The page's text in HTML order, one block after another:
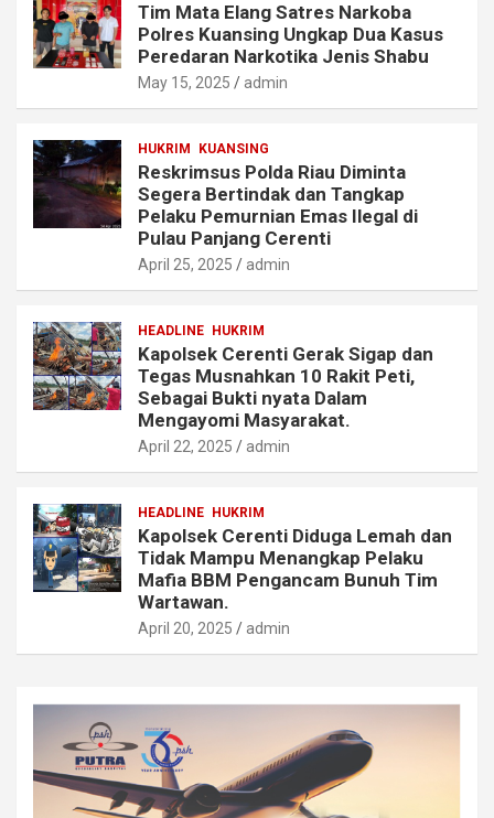
Tim Mata Elang Satres Narkoba
Polres Kuansing Ungkap Dua Kasus
Peredaran Narkotika Jenis Shabu
May 15, 2025 admin
HUKRIM KUANSING
Reskrimsus Polda Riau Diminta
Segera Bertindak dan Tangkap
Pelaku Pemurnian Emas Ilegal di
Pulau Panjang Cerenti
April 25, 2025 admin
HEADLINE HUKRIM
Kapolsek Cerenti Gerak Sigap dan
Tegas Musnahkan 10 Rakit Peti,
Sebagai Bukti nyata Dalam
Mengayomi Masyarakat.
April 22, 2025 admin
HEADLINE HUKRIM
Kapolsek Cerenti Diduga Lemah dan
Tidak Mampu Menangkap Pelaku
Mafia BBM Pengancam Bunuh Tim
Wartawan.
April 20, 2025 admin